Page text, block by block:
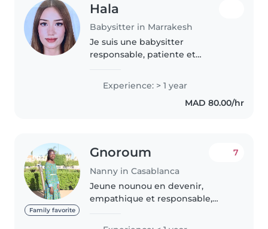
Hala
Babysitter in Marrakesh
Je suis une babysitter
responsable, patiente et
dans la garde d'enfants de
différents âges, ce qui m'a
permis de développer un bon
Experience: > 1 year
MAD 80.00/hr
Family favorite
Gnoroum
Nanny in Casablanca
7
Jeune nounou en devenir,
empathique et responsable,
enfants à votre domicile.